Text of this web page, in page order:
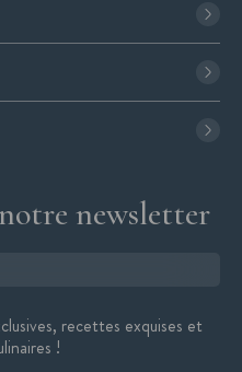
newsletter
recettes exquises et
!